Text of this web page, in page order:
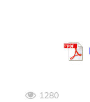
1280